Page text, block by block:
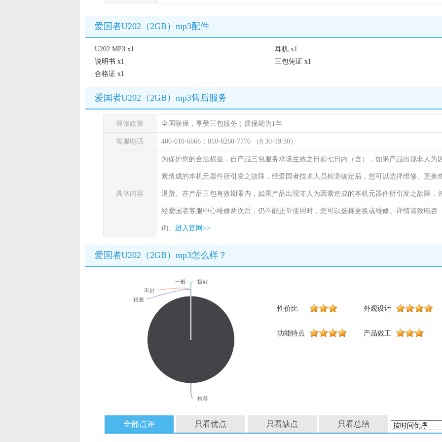
爱国者U202（2GB）mp3配件
U202 MP3 x1
耳机 x1
说明书 x1
三包凭证 x1
合格证 x1
爱国者U202（2GB）mp3售后服务
保修政策 全国联保，享受三包服务；质保期为1年
客服电话 400-610-6666；010-8260-7776 （8:30-19:30）
具体内容
为保护您的合法权益，自产品三包服务承诺生效之日起七日内（含），如果产品出现非人为
素造成的本机元器件所引发之故障，经爱国者技术人员检测确定后，您可以选择维修、更换
退货。在产品三包有效期限内，如果产品出现非人为因素造成的本机元器件所引发之故障，
经爱国者客服中心维修两次后，仍不能正常使用时，您可以选择更换或维修。详情请致电咨
询。 进入官网>>
爱国者U202（2GB）mp3怎么样？
极好
推荐
一般
不好
很差
性价比 外观设计
功能特点 产品做工
全部点评 只看优点 只看缺点 只看总结